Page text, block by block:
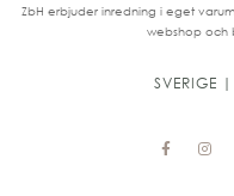
ZbH erbjuder inredning i eget
webshop och
SVERIGE |